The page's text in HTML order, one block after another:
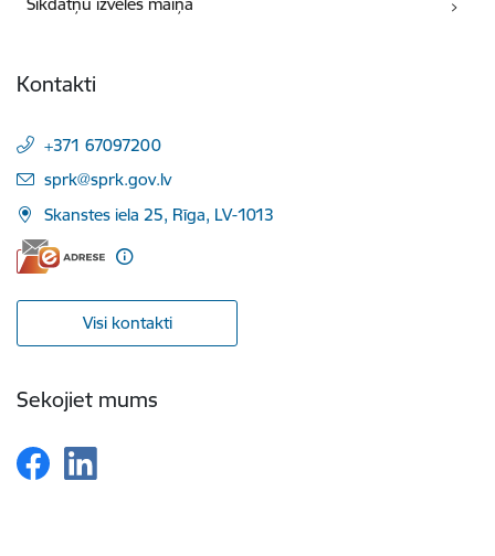
Kontakti
+371 67097200
E-pasts:
sprk@sprk.gov.lv
Skanstes iela 25, Rīga, LV-1013
Visi kontakti
Sekojiet mums